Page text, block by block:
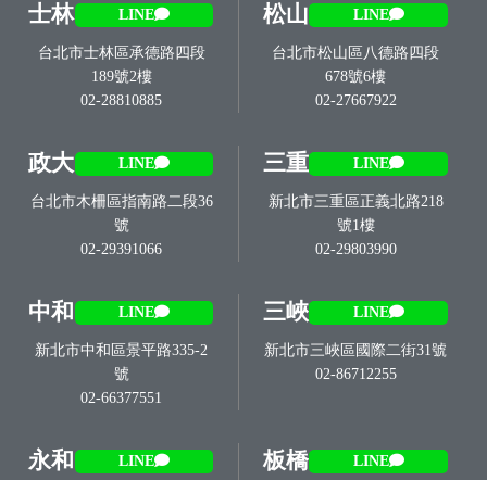
士林 LINE
台北市士林區承德路四段
189號2樓
02-28810885
松山 LINE
台北市松山區八德路四段
678號6樓
02-27667922
政大 LINE
台北市木柵區指南路二段36
號
02-29391066
三重 LINE
新北市三重區正義北路218
號1樓
02-29803990
中和 LINE
新北市中和區景平路335-2
號
02-66377551
三峽 LINE
新北市三峽區國際二街31號
02-86712255
永和 LINE 板橋 LINE